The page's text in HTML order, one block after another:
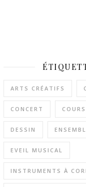
ARTS CRÉATIFS
CONCERT
DESSIN
EVEIL MUSICAL
INSTRUMENTS À